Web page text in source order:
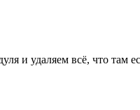
и удаляем всё, что там